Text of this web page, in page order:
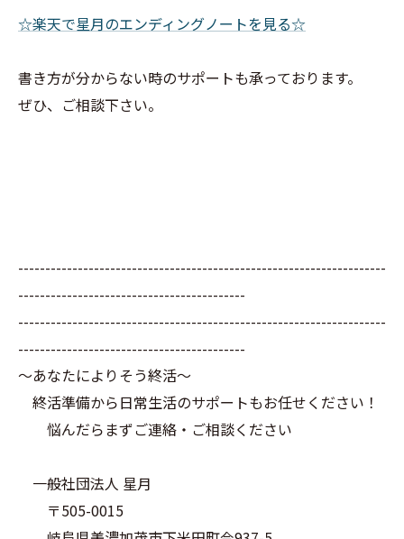
☆楽天で星月のエンディングノートを見る☆
書き方が分からない時のサポートも承っております。
ぜひ、ご相談下さい。
--------------------------------------------------------------------
------------------------------------------
--------------------------------------------------------------------
------------------------------------------
～あなたによりそう終活～
終活準備から日常生活のサポートもお任せください！
悩んだらまずご連絡・ご相談ください
一般社団法人 星月
〒505-0015